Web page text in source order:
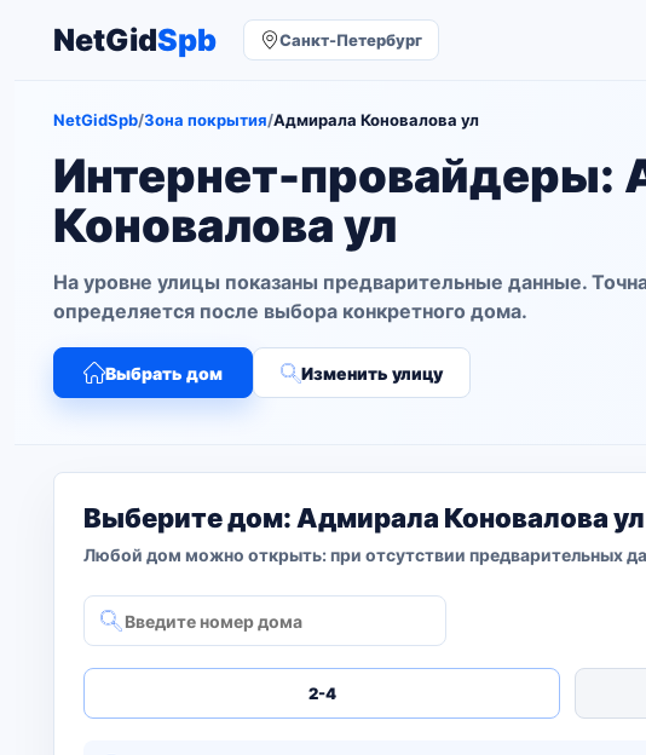
NetGidSpb Санкт-Петербург
NetGidSpb/Зона покрытия/Адмирала Коновалова ул
Интернет-провайдеры:
Коновалова ул
На уровне улицы показаны предварительные данные.
определяется после выбора конкретного дома.
Выбрать дом Изменить улицу
Выберите дом: Адмирала Коновалова ул
Любой дом можно открыть: при отсутствии предварительных
2-4